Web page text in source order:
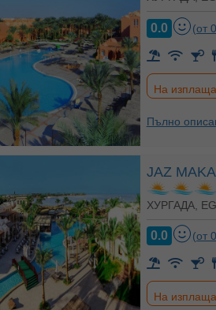
0.0 (от
На
Пълно
JAZ
ХУРГАДА,
0.0 (от
На